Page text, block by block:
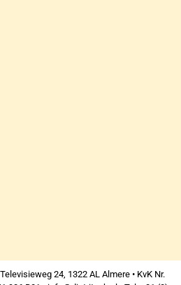
24, 1322 AL Almere • KvK Nr.